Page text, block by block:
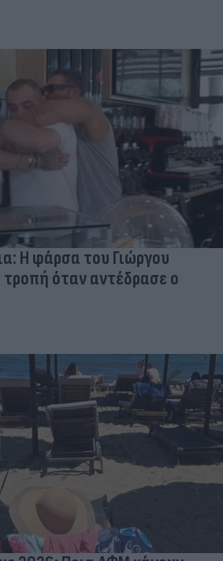
Η φάρσα του Γιώργου
όταν αντέδρασε ο